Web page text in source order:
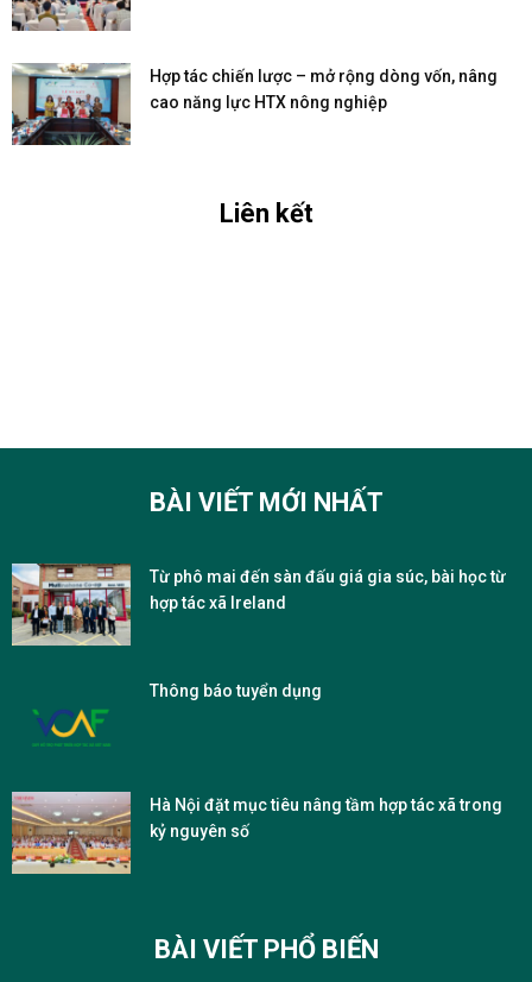
Hợp tác chiến lược – mở rộng dòng vốn, nâng
cao năng lực HTX nông nghiệp
Liên kết
BÀI VIẾT MỚI NHẤT
Từ phô mai đến sàn đấu giá gia súc, bài học từ
hợp tác xã Ireland
Thông báo tuyển dụng
Hà Nội đặt mục tiêu nâng tầm hợp tác xã trong
kỷ nguyên số
BÀI VIẾT PHỔ BIẾN